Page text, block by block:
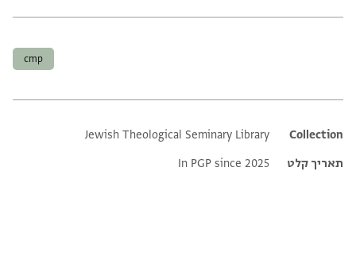
cmp
Additional metadata
Collection
Jewish Theological Seminary Library
תאריך קלט
In PGP since 2025